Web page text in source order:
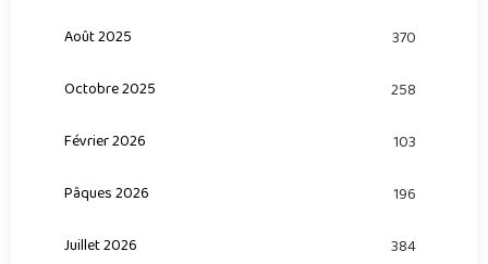
Août 2025 370
Octobre 2025 258
Février 2026 103
Pâques 2026 196
Juillet 2026 384